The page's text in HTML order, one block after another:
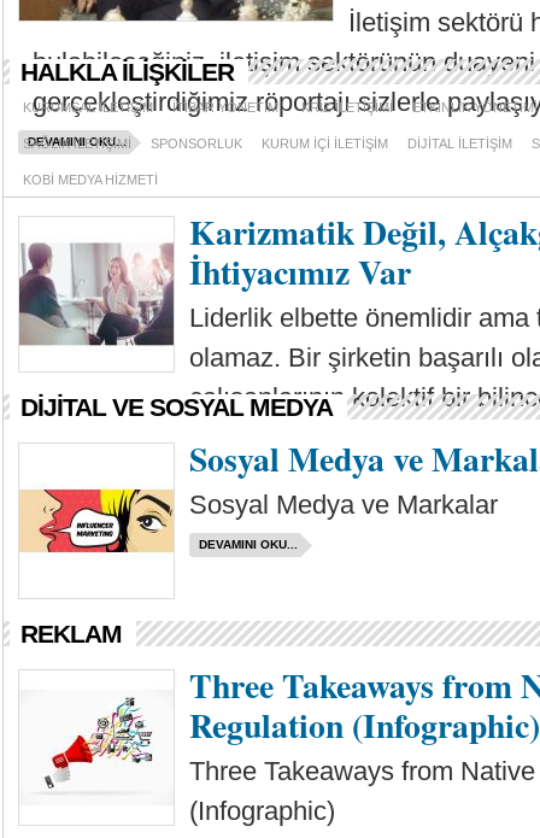
İletişim sektörü
bulabileceğiniz, iletişim sektörünün
gerçekleştirdiğimiz röportajı sizlerle
DEVAMINI OKU...
HALKLA İLİŞKİLER
KURUMSAL İLETİŞİM İTİBAR YÖNETİMİ KRİZ İLETİŞİMİ ETKİNLİK YÖNETİMİ
SAĞLIK İLETİŞİMİ SPONSORLUK KURUM İÇİ İLETİŞİM DİJİTAL İLETİŞİM
KOBİ MEDYA HİZMETİ
Karizmatik Değil,
İhtiyacımız Var
Liderlik elbette önemlidir ama
olamaz. Bir şirketin başarılı
çalışanlarının kolektif bir
DİJİTAL VE SOSYAL MEDYA
Sosyal Medya ve
Sosyal Medya ve Markalar
DEVAMINI OKU...
REKLAM
Three Takeaways from
Regulation (Infographic)
Three Takeaways from
(Infographic)